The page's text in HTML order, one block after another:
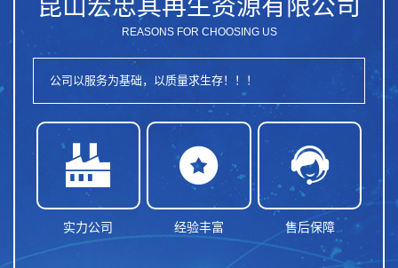
昆山宏忠其再生资源有限公司
REASONS FOR CHOOSING US
公司以服务为基础，以质量求生存！！！

实力公司

经验丰富

售后保障